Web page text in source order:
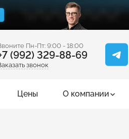
Пн-Пт: 9:00 - 18:00
(992) 329-88-69
звонок
Цены О компании